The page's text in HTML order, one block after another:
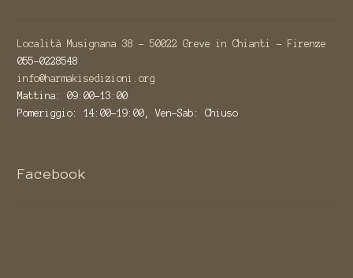
Località Musignana 38 - 50022 Greve in Chianti - Firenze
055-0228548
info@harmakisedizioni.org
Mattina: 09:00-13:00
Pomeriggio: 14:00-19:00, Ven-Sab: Chiuso
Facebook